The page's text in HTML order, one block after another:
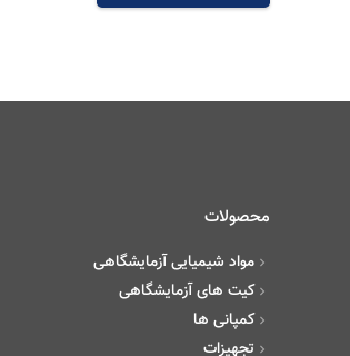
محصولات
مواد شیمیایی آزمایشگاهی
کیت های آزمایشگاهی
کمپانی ها
تجهیزات